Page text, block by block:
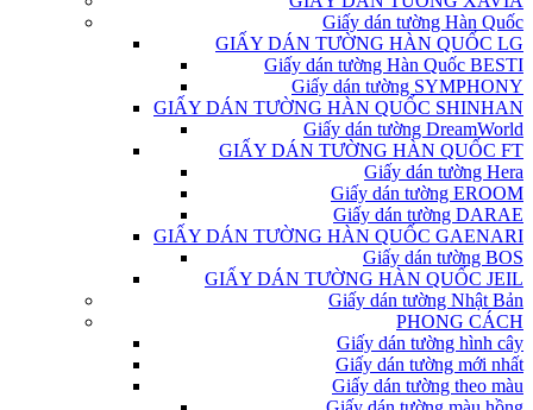
Giấy dán tường Hàn Quốc
GIẤY DÁN TƯỜNG HÀN QUỐC LG
Giấy dán tường Hàn Quốc BESTI
Giấy dán tường SYMPHONY
GIẤY DÁN TƯỜNG HÀN QUỐC SHINHAN
Giấy dán tường DreamWorld
GIẤY DÁN TƯỜNG HÀN QUỐC FT
Giấy dán tường Hera
Giấy dán tường EROOM
Giấy dán tường DARAE
GIẤY DÁN TƯỜNG HÀN QUỐC GAENARI
Giấy dán tường BOS
GIẤY DÁN TƯỜNG HÀN QUỐC JEIL
Giấy dán tường Nhật Bản
PHONG CÁCH
Giấy dán tường hình cây
Giấy dán tường mới nhất
Giấy dán tường theo màu